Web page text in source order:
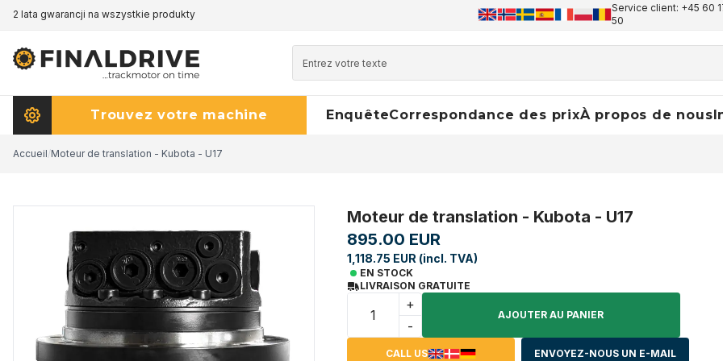
2 lata gwarancji na wszystkie produkty
Service client: +45 60
50
Trouvez votre machine EnquêteCorrespondance des prixÀ propos de nous
Accueil/Moteur de translation - Kubota - U17
Moteur de translation - Kubota - U17
895.00 EUR
1,118.75 EUR (incl. TVA)
EN STOCK
LIVRAISON GRATUITE
+
-
AJOUTER AU PANIER
CALL US ENVOYEZ-NOUS UN E-MAIL